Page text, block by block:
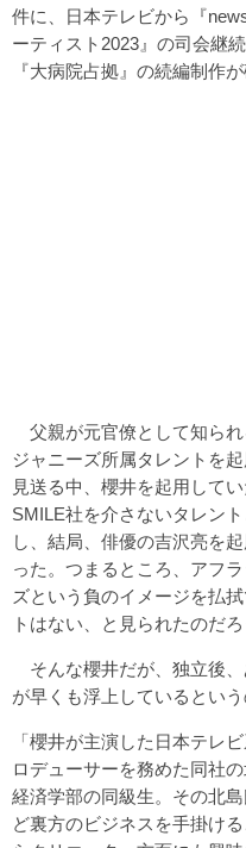
件に、日本テレビから『
ーティスト2023』の司会継
『大病院占拠』の続編制作
父親が元官僚として知ら
ジャニーズ所属タレントを
見送る中、櫻井を起用して
SMILE社を介さないタレン
し、結局、俳優の吉沢亮を
った。つまるところ、アフ
ズという負のイメージを払
トはない、と見られたのだろ
そんな櫻井だが、独立後
が早くも浮上しているという
「櫻井が主演した日本テレ
ロデューサーを務めた同社
経済学部の同級生。その北
ど裏方のビジネスを手掛け